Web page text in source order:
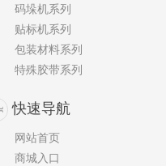
码垛机系列
贴标机系列
包装材料系列
特殊胶带系列
快速导航
网站首页
商城入口